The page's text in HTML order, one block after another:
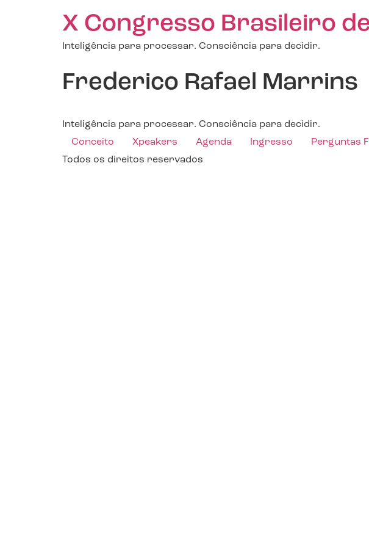
X Congresso Brasileiro
Inteligência para processar. Consciência para decidir.
Frederico Rafael Marrins
Inteligência para processar. Consciência para decidir.
Conceito
Xpeakers Agenda Ingresso Perguntas
Todos os direitos reservados